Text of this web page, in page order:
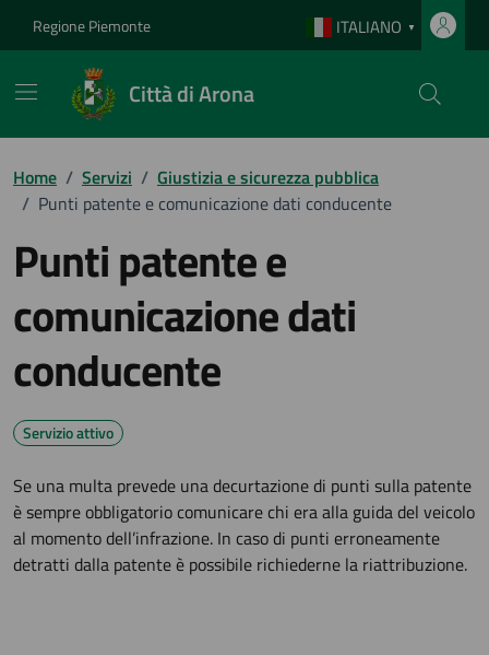
Regione Piemonte ITALIANO ▼
Città di Arona
Home / Servizi / Giustizia e sicurezza pubblica
/ Punti patente e comunicazione dati conducente
Punti patente e
comunicazione dati
conducente
Servizio attivo
Se una multa prevede una decurtazione di punti sulla patente
è sempre obbligatorio comunicare chi era alla guida del veicolo
al momento dell’infrazione. In caso di punti erroneamente
detratti dalla patente è possibile richiederne la riattribuzione.